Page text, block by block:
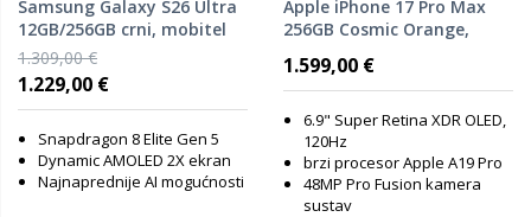
Samsung Galaxy S26 Ultra
12GB/256GB crni, mobitel
1.309,00 €
1.229,00 €
Snapdragon 8 Elite Gen 5
Dynamic AMOLED 2X ekran
Najnaprednije AI mogućnosti
Apple iPhone 17 Pro Max
256GB Cosmic Orange,
1.599,00 €
6.9" Super Retina XDR OLED,
120Hz
brzi procesor Apple A19 Pro
48MP Pro Fusion kamera
sustav